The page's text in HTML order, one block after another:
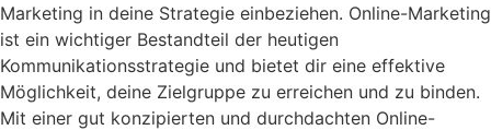
Marketing in deine Strategie einbeziehen. Online-Marketing
ist ein wichtiger Bestandteil der heutigen
Kommunikationsstrategie und bietet dir eine effektive
Möglichkeit, deine Zielgruppe zu erreichen und zu binden.
Mit einer gut konzipierten und durchdachten Online-